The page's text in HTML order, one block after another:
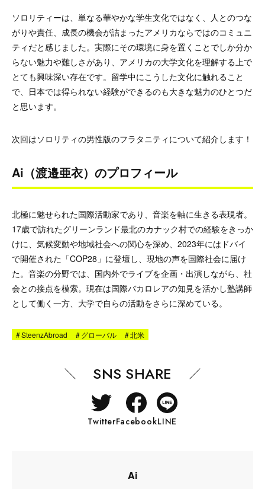
ソロリティーは、単なる華やかな学生文化ではなく、人とのつな
がりや責任、成長の機会が詰まったアメリカならではのコミュニ
ティだと感じました。実際にその環境に身を置くことでしか分か
らない魅力や難しさがあり、アメリカの大学文化を理解する上で
とても興味深い存在です。留学中にこうした文化に触れること
で、日本では得られない経験ができるのも大きな魅力のひとつだ
と思います。
次回はソロリティの男性版のフラタニティについて紹介します！
Ai（渡邉亜衣）のプロフィール
北極に魅せられた国際活動家であり、音楽を軸に生きる表現者。
17歳で訪れたグリーンランド最北のカナック村での経験をきっか
けに、気候変動や地域社会への関心を深め、2023年にはドバイ
で開催された「COP28」に登壇し、現地の声を国際社会に届け
た。音楽の分野では、国内外でライブを企画・出演しながら、社
会との接点を模索。現在は国際バカロレアの知見を活かし塾講師
として働く一方、大学で自らの活動をさらに深めている。
#SteenzAbroad #グローバル #北米
SNS SHARE
TwitterFacebookLINE
Ai